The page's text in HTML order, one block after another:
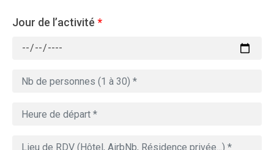
Jour de l’activité *